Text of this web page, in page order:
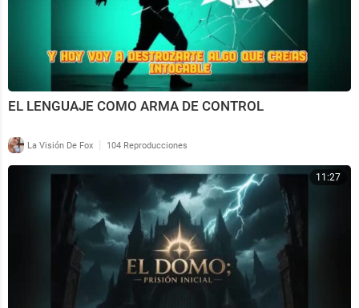
EL LENGUAJE COMO ARMA DE CONTROL
La Visión De Fox | 104 Reproducciones
11:27